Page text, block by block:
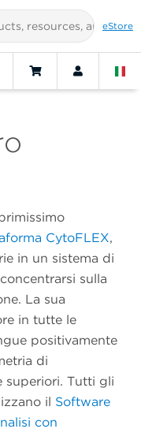
eStore
CytoFLEX,
in un sistema di
sulla
La sua
in tutte le
positivamente
di
superiori. Tutti gli
il Software
con